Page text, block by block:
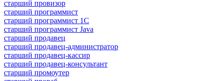
старший провизор
старший программист
старший программист 1С
старший программист Java
старший продавец
старший продавец-администратор
старший продавец-кассир
старший продавец-консультант
старший промоутер